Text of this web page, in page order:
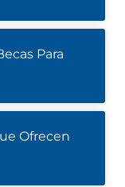
Para
Ofrecen